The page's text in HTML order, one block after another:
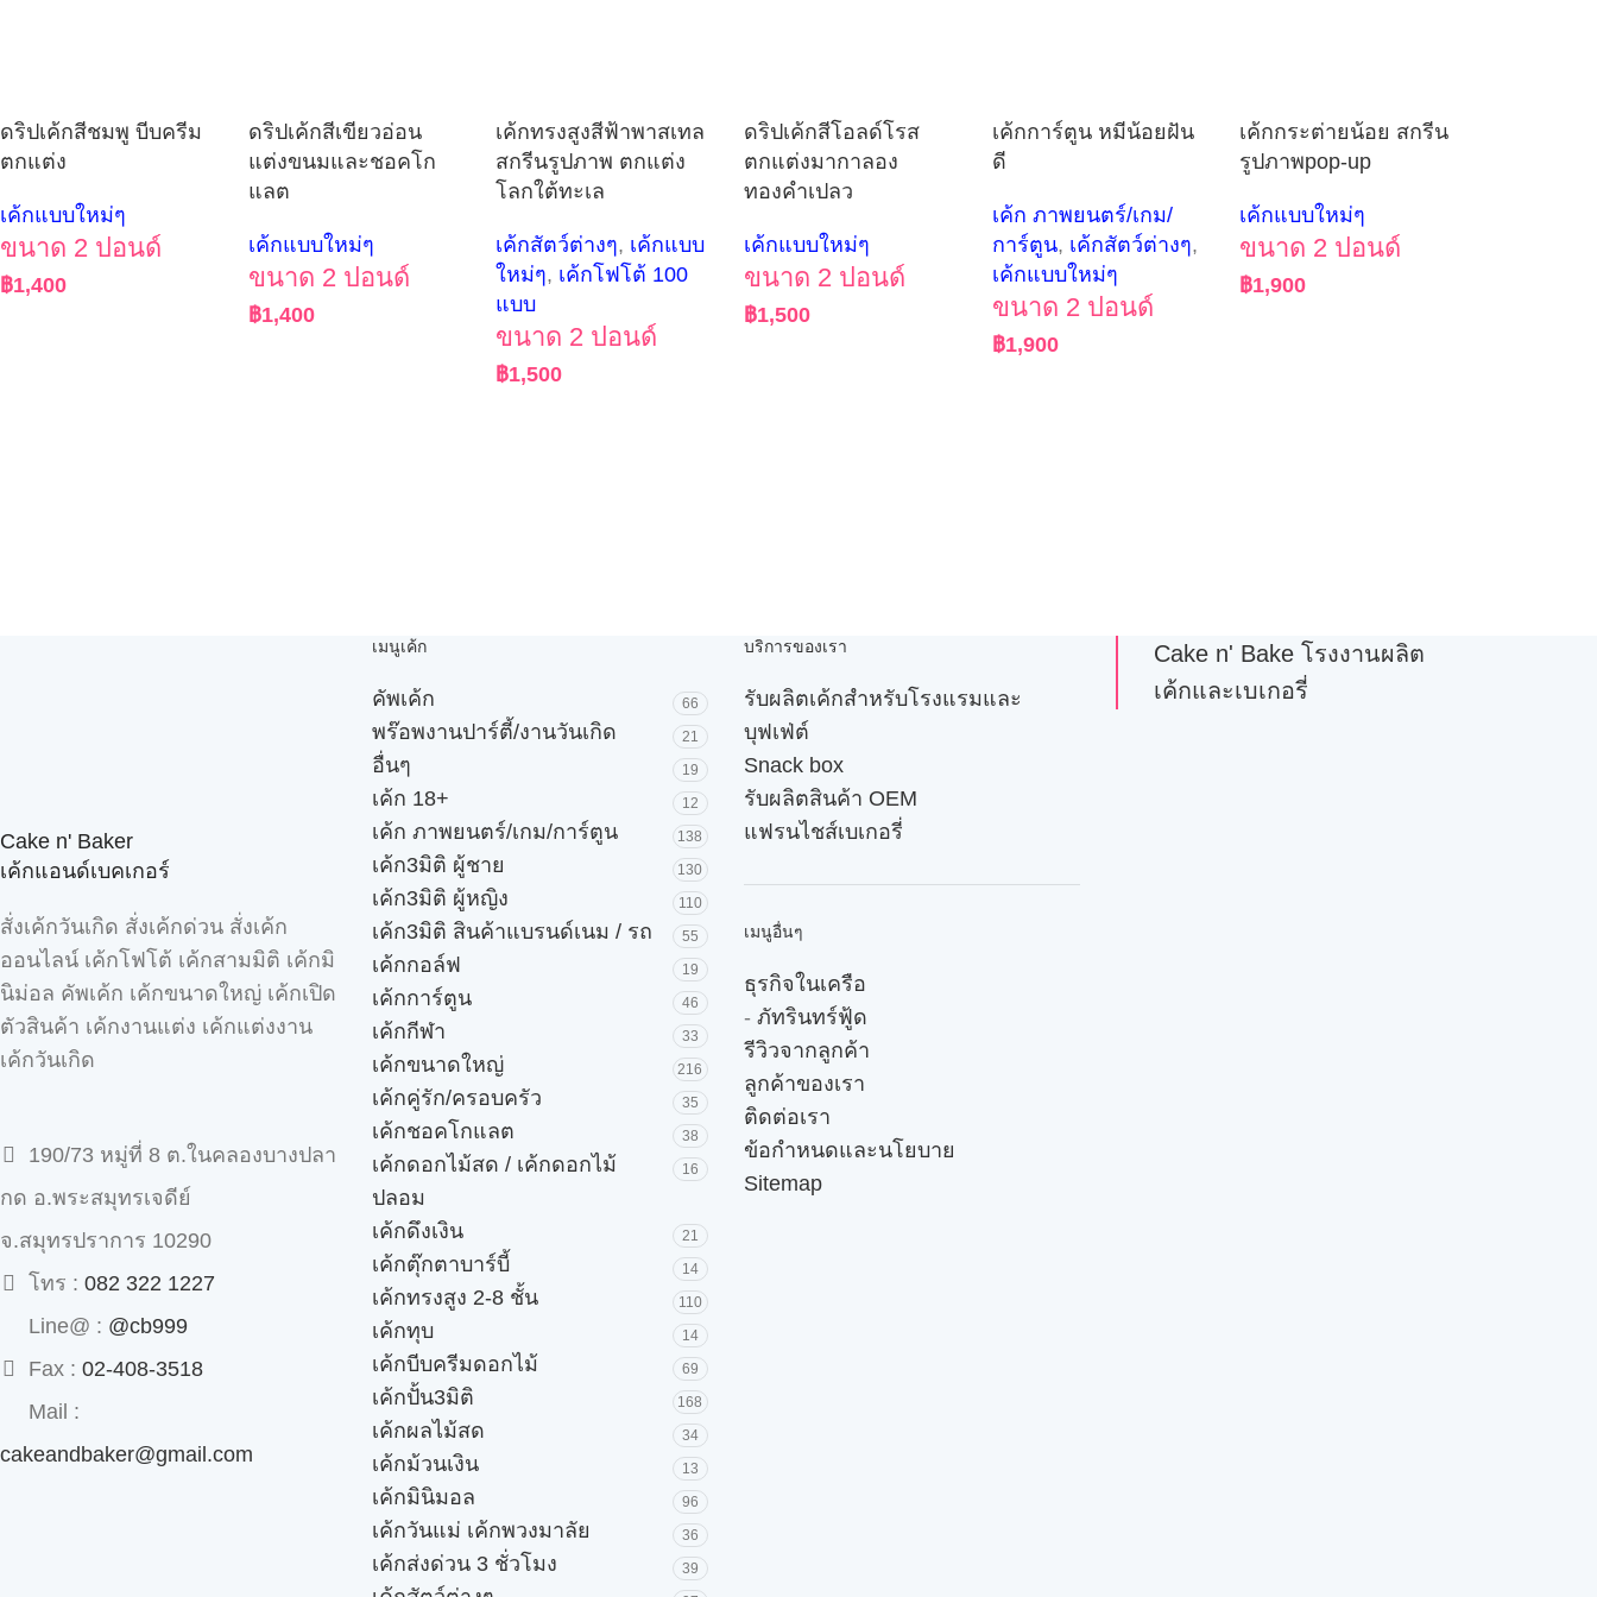
ดริปเค้กสีชมพู บีบครีม
ตกแต่ง
เค้กแบบใหม่ๆ
ขนาด 2 ปอนด์
฿1,400
ดริปเค้กสีเขียวอ่อน
แต่งขนมและชอคโก
แลต
เค้กแบบใหม่ๆ
ขนาด 2 ปอนด์
฿1,400
เค้กทรงสูงสีฟ้าพาสเทล
สกรีนรูปภาพ ตกแต่ง
โลกใต้ทะเล
เค้กสัตว์ต่างๆ, เค้กแบบ
ใหม่ๆ, เค้กโฟโต้ 100
แบบ
ขนาด 2 ปอนด์
฿1,500
ดริปเค้กสีโอลด์โรส
ตกแต่งมากาลอง
ทองคำเปลว
เค้กแบบใหม่ๆ
ขนาด 2 ปอนด์
฿1,500
เค้กการ์ตูน หมีน้อยฝัน
ดี
เค้ก ภาพยนตร์/เกม/
การ์ตูน, เค้กสัตว์ต่างๆ,
เค้กแบบใหม่ๆ
ขนาด 2 ปอนด์
฿1,900
เค้กกระต่ายน้อย สกรีน
รูปภาพpop-up
เค้กแบบใหม่ๆ
ขนาด 2 ปอนด์
฿1,900
Cake n' Baker
เค้กแอนด์เบคเกอร์
สั่งเค้กวันเกิด สั่งเค้กด่วน สั่งเค้ก
ออนไลน์ เค้กโฟโต้ เค้กสามมิติ เค้กมิ
นิม่อล คัพเค้ก เค้กขนาดใหญ่ เค้กเปิด
ตัวสินค้า เค้กงานแต่ง เค้กแต่งงาน
เค้กวันเกิด
190/73 หมู่ที่ 8 ต.ในคลองบางปลา
กด อ.พระสมุทรเจดีย์
จ.สมุทรปราการ 10290
โทร : 082 322 1227
Line@ : @cb999
Fax : 02-408-3518
Mail :
cakeandbaker@gmail.com
เมนูเค้ก
คัพเค้ก 66
พร๊อพงานปาร์ตี้/งานวันเกิด 21
อื่นๆ 19
เค้ก 18+ 12
เค้ก ภาพยนตร์/เกม/การ์ตูน 138
เค้ก3มิติ ผู้ชาย 130
เค้ก3มิติ ผู้หญิง 110
เค้ก3มิติ สินค้าแบรนด์เนม / รถ 55
เค้กกอล์ฟ 19
เค้กการ์ตูน 46
เค้กกีฬา 33
เค้กขนาดใหญ่ 216
เค้กคู่รัก/ครอบครัว 35
เค้กชอคโกแลต 38
เค้กดอกไม้สด / เค้กดอกไม้
ปลอม
16
เค้กดึงเงิน 21
เค้กตุ๊กตาบาร์บี้ 14
เค้กทรงสูง 2-8 ชั้น 110
เค้กทุบ 14
เค้กบีบครีมดอกไม้ 69
เค้กปั้น3มิติ 168
เค้กผลไม้สด 34
เค้กม้วนเงิน 13
เค้กมินิมอล 96
เค้กวันแม่ เค้กพวงมาลัย 36
เค้กส่งด่วน 3 ชั่วโมง 39
บริการของเรา
รับผลิตเค้กสำหรับโรงแรมและ
บุฟเฟ่ต์
Snack box
รับผลิตสินค้า OEM
แฟรนไชส์เบเกอรี่
เมนูอื่นๆ
ธุรกิจในเครือ
- ภัทรินทร์ฟู้ด
รีวิวจากลูกค้า
ลูกค้าของเรา
ติดต่อเรา
ข้อกำหนดและนโยบาย
Sitemap
Cake n' Bake โรงงานผลิต
เค้กและเบเกอรี่